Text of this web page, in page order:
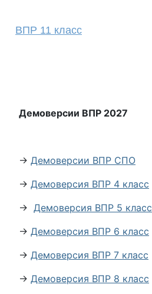
ВПР 11 класс
Демоверсии ВПР 2027
→ Демоверсии ВПР СПО
→ Демоверсия ВПР 4 класс
→ Демоверсия ВПР 5 класс
→ Демоверсия ВПР 6 класс
→ Демоверсия ВПР 7 класс
→ Демоверсия ВПР 8 класс